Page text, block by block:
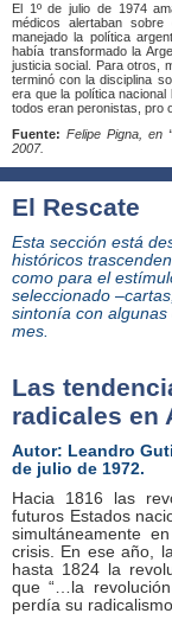
El 1º de julio de 1974
médicos alertaban
manejado la política
había transformado la
justicia social. Para otros,
terminó con la disciplina
era que la política
todos eran peronistas, pro
Fuente: Felipe Pigna, en
2007.
El Rescate
Esta sección está
históricos
como para el
seleccionado
sintonía con
mes.
Las
radicales en
Autor: Leandro
de julio de 1972.
Hacia 1816 las
futuros Estados
simultáneamente
crisis. En ese año,
hasta 1824 la
que “…la
perdía su